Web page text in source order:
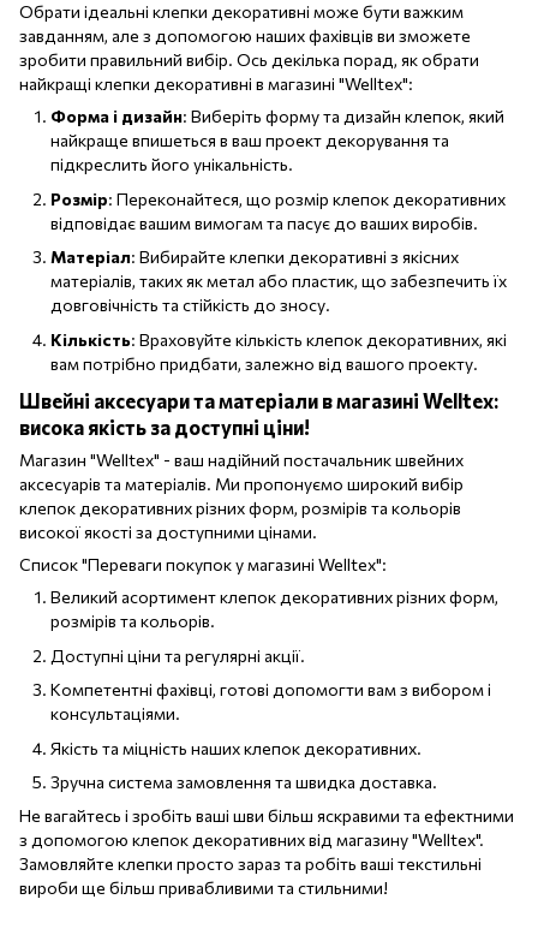
Обрати ідеальні клепки декоративні може бути важким
завданням, але з допомогою наших фахівців ви зможете
зробити правильний вибір. Ось декілька порад, як обрати
найкращі клепки декоративні в магазині "Welltex":
Форма і дизайн: Виберіть форму та дизайн клепок, який
найкраще впишеться в ваш проект декорування та
підкреслить його унікальність.
Розмір: Переконайтеся, що розмір клепок декоративних
відповідає вашим вимогам та пасує до ваших виробів.
Матеріал: Вибирайте клепки декоративні з якісних
матеріалів, таких як метал або пластик, що забезпечить їх
довговічність та стійкість до зносу.
Кількість: Враховуйте кількість клепок декоративних, які
вам потрібно придбати, залежно від вашого проекту.
Швейні аксесуари та матеріали в магазині Welltex:
висока якість за доступні ціни!
Магазин "Welltex" - ваш надійний постачальник швейних
аксесуарів та матеріалів. Ми пропонуємо широкий вибір
клепок декоративних різних форм, розмірів та кольорів
високої якості за доступними цінами.
Список "Переваги покупок у магазині Welltex":
Великий асортимент клепок декоративних різних форм,
розмірів та кольорів.
Доступні ціни та регулярні акції.
Компетентні фахівці, готові допомогти вам з вибором і
консультаціями.
Якість та міцність наших клепок декоративних.
Зручна система замовлення та швидка доставка.
Не вагайтесь і зробіть ваші шви більш яскравими та ефектними
з допомогою клепок декоративних від магазину "Welltex".
Замовляйте клепки просто зараз та робіть ваші текстильні
вироби ще більш привабливими та стильними!